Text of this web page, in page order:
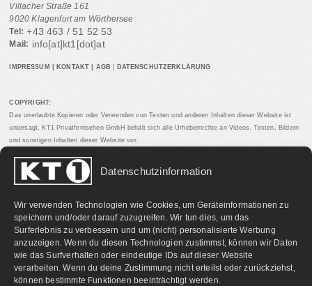
Datenschutzinformation
Wir verwenden Technologien wie Cookies, um Geräteinformationen zu
speichern und/oder darauf zuzugreifen. Wir tun dies, um das
Surferlebnis zu verbessern und um (nicht) personalisierte Werbung
anzuzeigen. Wenn du diesen Technologien zustimmst, können wir Daten
wie das Surfverhalten oder eindeutige IDs auf dieser Website
verarbeiten. Wenn du deine Zustimmung nicht erteilst oder zurückziehst,
können bestimmte Funktionen beeinträchtigt werden.
Villacher Straße 161
9020 Klagenfurt am Wörthersee
Tel: +43 463 / 51 52 53
Mail: info[at]kt1[dot]at
IMPRESSUM KONTAKT AGB DATENSCHUTZERKLÄRUNG
COPYRIGHT:
Das unerlaubte Kopieren oder Verwenden von Texten und anderen Inhalten dieser Website ist
untersagt. KT1 Privatfernsehen GmbH behält sich alle Urheberrechte an Videos, Texten, Bildern
und sonstigen Inhalten dieser Website vor.
PARTNERLINKS: